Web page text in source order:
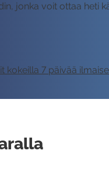
jonka voit ottaa heti
kokeilla 7 päivää